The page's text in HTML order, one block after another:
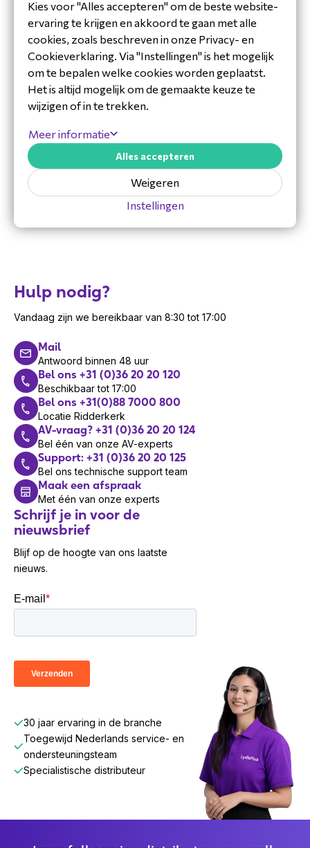
De Sharp/NEC MultiSync E869 wordt geleverd
met de standaard fabrieksgarantie van
Sharp/NEC.
Sharp/NEC
Sharp/NEC ontwikkelt professionele display- en
visualisatieoplossingen voor zakelijke en
betrouwbaarheid, lange levensduur en
consistente beeldkwaliteit bij intensief gebruik.
Wil je ook onze oplossingen
verkopen?
programma en word reseller van een van onze
Downloads
Datasheet_ENG_Sharp_60006186.pdf
Hulp nodig?
Vandaag zijn we bereikbaar van 8:30 tot 17:00
Mail
Antwoord binnen 48 uur
Bel ons +31 (0)36 20 20 120
Beschikbaar tot 17:00
Bel ons +31(0)88 7000 800
Locatie Ridderkerk
AV-vraag? +31 (0)36 20 20 124
Bel één van onze AV-experts
Support: +31 (0)36 20 20 125
Bel ons technische support team
Maak een afspraak
Met één van onze experts
Schrijf je in voor de
nieuwsbrief
Blijf op de hoogte van ons laatste
nieuws.
30 jaar ervaring in de branche
Toegewijd Nederlands service- en
ondersteuningsteam
Specialistische distributeur
Kies voor "Alles accepteren" om de beste website-
ervaring te krijgen en akkoord te gaan met alle
cookies, zoals beschreven in onze Privacy- en
Cookieverklaring. Via "Instellingen" is het mogelijk
om te bepalen welke cookies worden geplaatst.
Het is altijd mogelijk om de gemaakte keuze te
wijzigen of in te trekken.
Meer informatie
Instellingen
Weigeren
Alles accepteren